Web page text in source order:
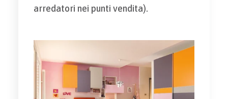
arredatori nei punti vendita).